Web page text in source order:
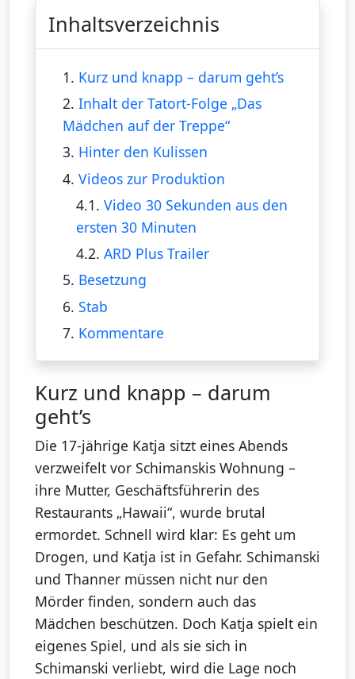
Inhaltsverzeichnis
1. Kurz und knapp – darum geht’s
2. Inhalt der Tatort-Folge „Das
Mädchen auf der Treppe“
3. Hinter den Kulissen
4. Videos zur Produktion
4.1.Video 30 Sekunden aus den
ersten 30 Minuten
4.2.ARD Plus Trailer
5. Besetzung
6. Stab
7. Kommentare
Kurz und knapp – darum
geht’s
Die 17-jährige Katja sitzt eines Abends
verzweifelt vor Schimanskis Wohnung –
ihre Mutter, Geschäftsführerin des
Restaurants „Hawaii“, wurde brutal
ermordet. Schnell wird klar: Es geht um
Drogen, und Katja ist in Gefahr. Schimanski
und Thanner müssen nicht nur den
Mörder finden, sondern auch das
Mädchen beschützen. Doch Katja spielt ein
eigenes Spiel, und als sie sich in
Schimanski verliebt, wird die Lage noch